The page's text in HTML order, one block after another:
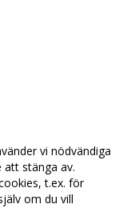
vi nödvändiga
att stänga av.
t.ex. för
om du vill